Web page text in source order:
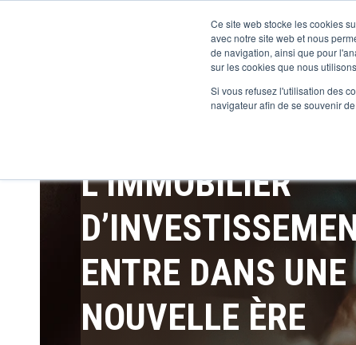
Ce site web stocke les cookies
avec notre site web et nous
de navigation, ainsi que pour
sur les cookies que nous
Si vous refusez l'utilisation des
navigateur afin de se souvenir
L’IMMOBILIER
ENTRE DANS UNE
NOUVELLE ÈRE